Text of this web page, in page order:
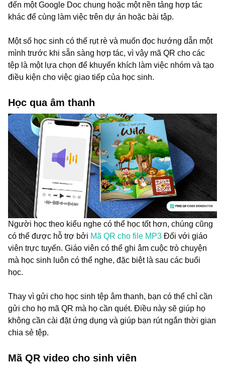
đến một Google Doc chung hoặc một nền tảng hợp tác
khác để cùng làm việc trên dự án hoặc bài tập.
Một số học sinh có thể rụt rè và muốn đọc hướng dẫn một
mình trước khi sẵn sàng hợp tác, vì vậy mã QR cho các
tệp là một lựa chọn để khuyến khích làm việc nhóm và tạo
điều kiện cho việc giao tiếp của học sinh.
Học qua âm thanh
Người học theo kiểu nghe có thể học tốt hơn, chúng cũng
có thể được hỗ trợ bởi Mã QR cho file MP3 Đối với giáo
viên trực tuyến. Giáo viên có thể ghi âm cuộc trò chuyện
mà học sinh luôn có thể nghe, đặc biệt là sau các buổi
học.
Thay vì gửi cho học sinh tệp âm thanh, bạn có thể chỉ cần
gửi cho họ mã QR mà họ cần quét. Điều này sẽ giúp họ
không cần cài đặt ứng dụng và giúp bạn rút ngắn thời gian
chia sẻ tệp.
Mã QR video cho sinh viên